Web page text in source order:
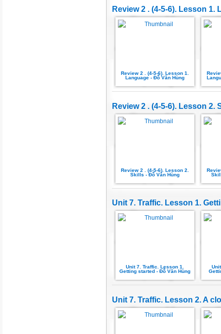
Review 2 . (4-5-6). Lesson 1.
Review 2 . (4-5-6). Lesson 1.
Language - Đỗ Văn Hùng
Review 2 . (4-5-6). Lesson 2.
Review 2 . (4-5-6). Lesson 2.
Skills - Đỗ Văn Hùng
Unit 7. Traffic. Lesson 1.
Unit 7. Traffic. Lesson 1.
Getting started - Đỗ Văn Hùng
Unit 7. Traffic. Lesson 2. A